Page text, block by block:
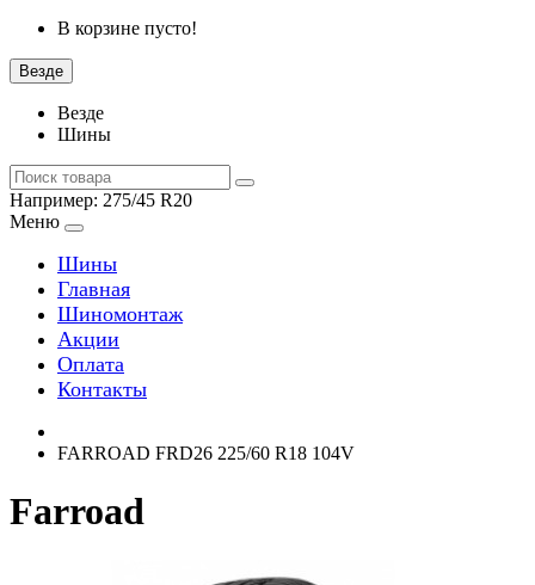
В корзине пусто!
Везде
Везде
Шины
Например: 275/45 R20
Меню
Шины
Главная
Шиномонтаж
Акции
Оплата
Контакты
FARROAD FRD26 225/60 R18 104V
Farroad